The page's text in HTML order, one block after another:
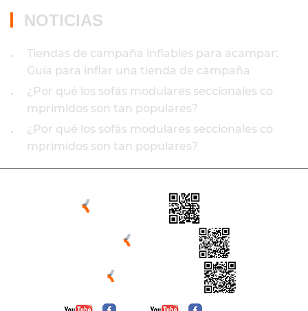
NOTICIAS
•
Tiendas de campaña inflables para acampar:
Guía para inflar una tienda de campaña
•
¿Por qué los sofás modulares seccionales co
mprimidos son tan populares?
•
¿Por qué los sofás modulares seccionales co
mprimidos son tan populares?